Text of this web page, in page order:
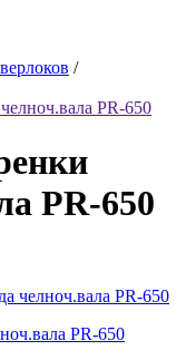
/
PR-650
PR-650